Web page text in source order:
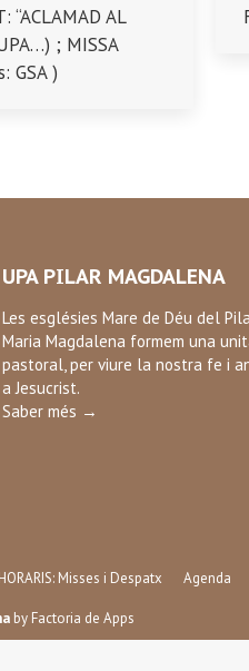
“ACLAMAD AL
; MISSA
GSA )
UPA PILAR MAGDALENA
Les esglésies Mare de Déu del
Maria Magdalena formem una
pastoral, per viure la nostra fe i
a Jesucrist.
Saber més →
HORARIS: Misses i Despatx Agenda
by Factoria de Apps